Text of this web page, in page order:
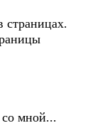
мной...